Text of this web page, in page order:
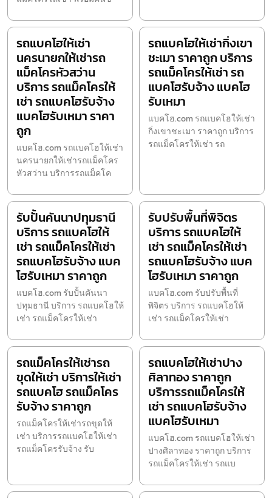
รถแบคโฮให้เช่า
นครนายกให้เช่ารถ
แม็คโครหัวสว่าน
บริการ รถแม็คโครให้
เช่า รถแบคโฮรับจ้าง
แบคโฮรับเหมา ราคา
ถูก
แบคโฮ.com รถแบคโฮให้เช่า
นครนายกให้เช่ารถแม็คโคร
หัวสว่าน บริการรถแม็คโค
รถแบคโฮให้เช่ากิ่งเขา
ชะเมา ราคาถูก บริการ
รถแม็คโครให้เช่า รถ
แบคโฮรับจ้าง แบคโฮ
รับเหมา
แบคโฮ.com รถแบคโฮให้เช่า
กิ่งเขาชะเมา ราคาถูก บริการ
รถแม็คโครให้เช่า รถ
รับปั้นคันนาปทุมธานี
บริการ รถแบคโฮให้
เช่า รถแม็คโครให้เช่า
รถแบคโฮรับจ้าง แบค
โฮรับเหมา ราคาถูก
แบคโฮ.com รับปั้นคันนา
ปทุมธานี บริการ รถแบคโฮให้
เช่า รถแม็คโครให้เช่า
รับปรับพื้นที่พิจิตร
บริการ รถแบคโฮให้
เช่า รถแม็คโครให้เช่า
รถแบคโฮรับจ้าง แบค
โฮรับเหมา ราคาถูก
แบคโฮ.com รับปรับพื้นที่
พิจิตร บริการ รถแบคโฮให้
เช่า รถแม็คโครให้เช่า
รถแม็คโครให้เช่ารถ
ขุดให้เช่า บริการให้เช่า
รถแบคโฮ รถแม็คโคร
รับจ้าง ราคาถูก
รถแม็คโครให้เช่ารถขุดให้
เช่า บริการรถแบคโฮให้เช่า
รถแม็คโครรับจ้าง รับ
รถแบคโฮให้เช่าปาง
ศิลาทอง ราคาถูก
บริการรถแม็คโครให้
เช่า รถแบคโฮรับจ้าง
แบคโฮรับเหมา
แบคโฮ.com รถแบคโฮให้เช่า
ปางศิลาทอง ราคาถูก บริการ
รถแม็คโครให้เช่า รถแบ